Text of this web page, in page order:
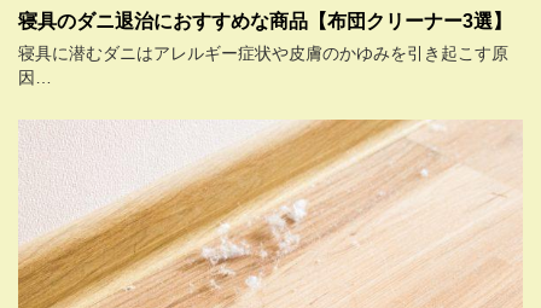
寝具のダニ退治におすすめな商品【布団クリーナー3選】
寝具に潜むダニはアレルギー症状や皮膚のかゆみを引き起こす原
因…